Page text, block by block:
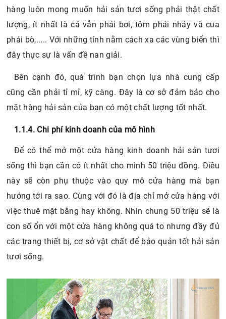
hàng luôn mong muốn hải sản tươi sống phải thật chất
lượng, ít nhất là cá vẫn phải bơi, tôm phải nhảy và cua
phải bò,..... Với những tỉnh nằm cách xa các vùng biển thì
đây thực sự là vấn đề nan giải.
Bên cạnh đó, quá trình bạn chọn lựa nhà cung cấp
cũng cần phải tỉ mỉ, kỹ càng. Đây là cơ sở đảm bảo cho
mặt hàng hải sản của bạn có một chất lượng tốt nhất.
1.1.4. Chi phí kinh doanh của mô hình
Để có thể mở một cửa hàng kinh doanh hải sản tươi
sống thì bạn cần có ít nhất cho mình 50 triệu đồng. Điều
này sẽ còn phụ thuộc vào quy mô cửa hàng mà bạn
hướng tới ra sao. Cùng với đó là địa chỉ mở cửa hàng với
việc thuê mặt bằng hay không. Nhìn chung 50 triệu sẽ là
con số ổn với một cửa hàng không quá to nhưng đầy đủ
các trang thiết bị, cơ sở vật chất để bảo quản tốt hải sản
tươi sống.